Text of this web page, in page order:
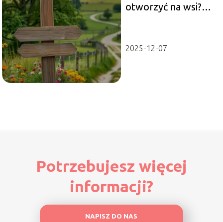
otworzyć na wsi?
2025-12-07
Potrzebujesz więcej
informacji?
NAPISZ DO NAS